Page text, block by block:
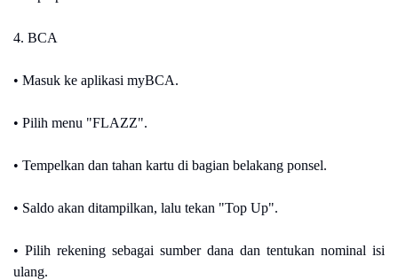
4. BCA
• Masuk ke aplikasi myBCA.
• Pilih menu "FLAZZ".
• Tempelkan dan tahan kartu di bagian belakang ponsel.
• Saldo akan ditampilkan, lalu tekan "Top Up".
• Pilih rekening sebagai sumber dana dan tentukan nominal isi
ulang.